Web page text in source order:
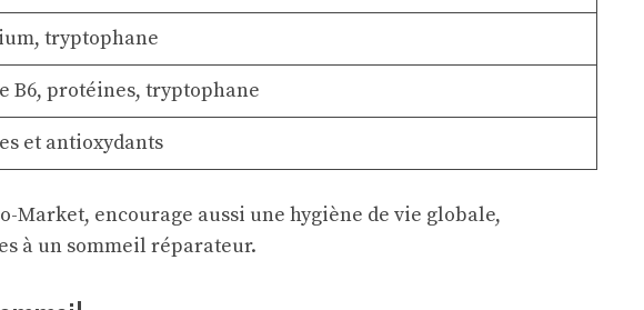
tryptophane
B6, protéines, tryptophane
et antioxydants
Market, encourage aussi une hygiène de vie globale,
à un sommeil réparateur.